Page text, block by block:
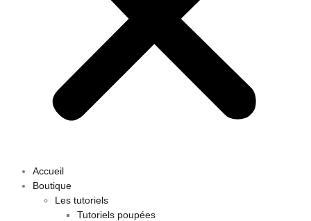
Accueil
Boutique
Les tutoriels
Tutoriels poupées